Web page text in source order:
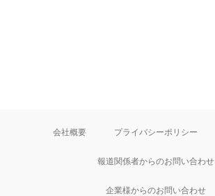
会社概要 プライバシーポリシー
報道関係者からのお問い合わせ
企業様からのお問い合わせ